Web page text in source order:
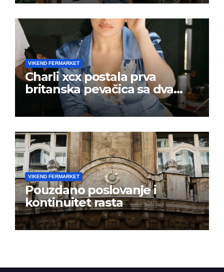
VIKEND FERMARKET
Charli xcx postala prva
britanska pevačica sa dva
albuma na prvom mestu u
istoj kalendarskoj godini
VIKEND FERMARKET
Pouzdano poslovanje i
kontinuitet rasta